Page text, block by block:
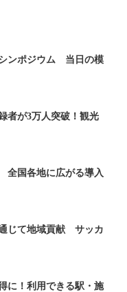
ンポジウム 当日の模
者が3万人突破！観光
全国各地に広がる導入
じて地域貢献 サッカ
に！利用できる駅・施